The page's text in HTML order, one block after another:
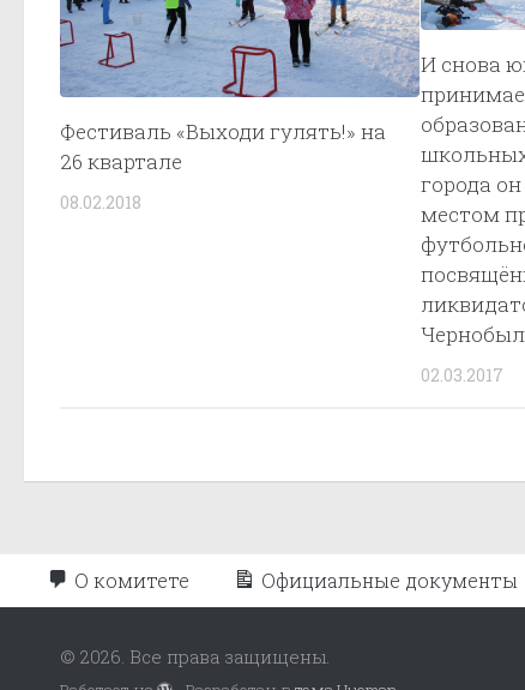
Фестиваль «Выходи гулять!» на
26 квартале
08.02.2018
И снова
города
местом
02.03.2017
О комитете Официальные документы
© 2026. Все права защищены.